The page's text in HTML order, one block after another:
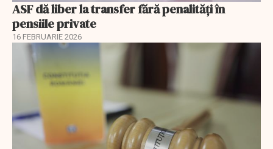
ASF dă liber la transfer fără penalități în
pensiile private
16 FEBRUARIE 2026